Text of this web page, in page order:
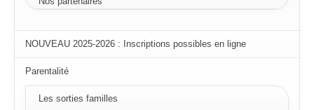
NOUVEAU 2025-2026 : Inscriptions possibles en ligne
Parentalité
Les sorties familles